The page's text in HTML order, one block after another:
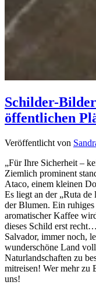
Schilder-
öffentlichen
Veröffentlicht von
„Für Ihre Sicherheit –
Ziemlich prominent
Ataco, einem kleinen
Es liegt an der „Ruta
der Blumen. Ein
aromatischer Kaffee
dieses Schild erst
Salvador, immer noch,
wunderschöne Land
Naturlandschaften zu
mitreisen! Wer mehr zu
uns!